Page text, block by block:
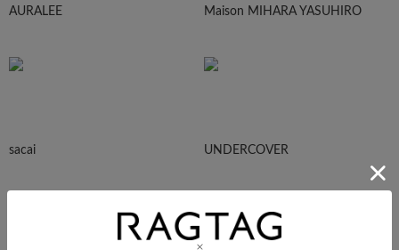
AURALEE Maison MIHARA YASUHIRO
sacai UNDERCOVER